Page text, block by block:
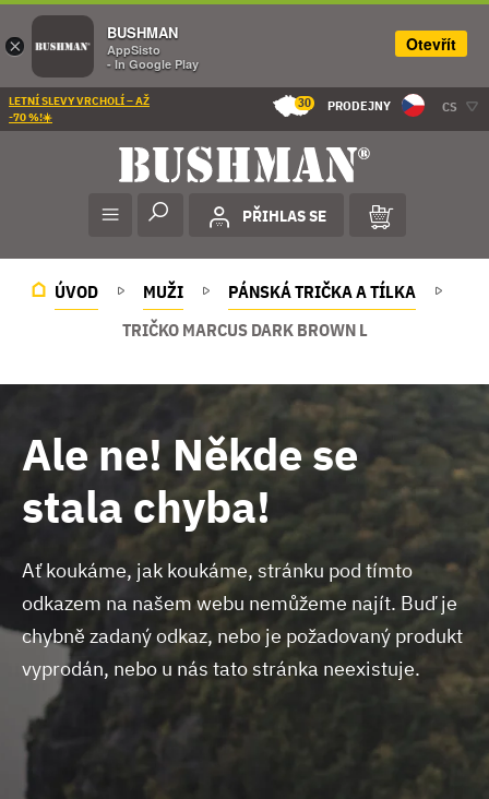
LETNÍ SLEVY VRCHOLÍ – AŽ
-70 %!☀️
30 PRODEJNY CS
PŘIHLAS SE
ÚVOD MUŽI
PÁNSKÁ TRIČKA A TÍLKA
TRIČKO MARCUS DARK BROWN L
Ale ne! Někde se
stala chyba!
Ať koukáme, jak koukáme, stránku pod tímto
odkazem na našem webu nemůžeme najít. Buď je
chybně zadaný odkaz, nebo je požadovaný produkt
vyprodán, nebo u nás tato stránka neexistuje.
×
BUSHMAN
AppSisto
- In Google Play
Otevřít